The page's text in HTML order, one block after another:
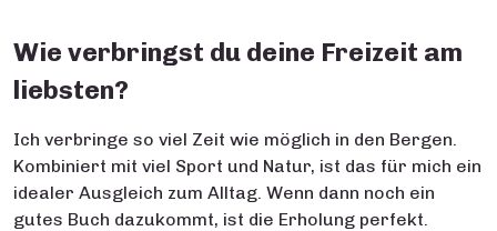
Wie verbringst du deine Freizeit am
liebsten?
Ich verbringe so viel Zeit wie möglich in den Bergen.
Kombiniert mit viel Sport und Natur, ist das für mich ein
idealer Ausgleich zum Alltag. Wenn dann noch ein
gutes Buch dazukommt, ist die Erholung perfekt.